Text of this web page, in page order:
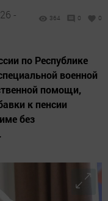
-
364 0 0
по Республике
военной
помощи,
к пенсии
без